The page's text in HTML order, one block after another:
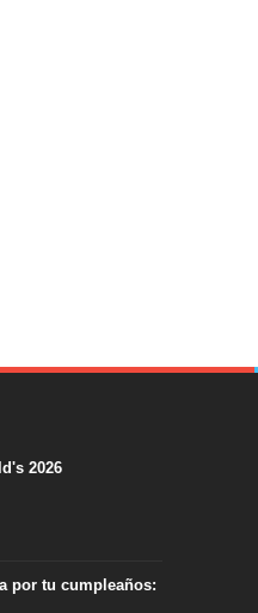
2026
por tu cumpleaños: